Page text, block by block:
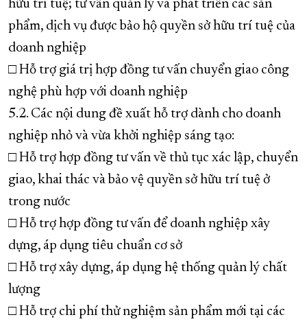
hữu trí tuệ; tư vấn quản lý và phát triển các sản
phẩm, dịch vụ được bảo hộ quyền sở hữu trí tuệ của
doanh nghiệp
□ Hỗ trợ giá trị hợp đồng tư vấn chuyển giao công
nghệ phù hợp với doanh nghiệp
5.2. Các nội dung đề xuất hỗ trợ dành cho doanh
nghiệp nhỏ và vừa khởi nghiệp sáng tạo:
□ Hỗ trợ hợp đồng tư vấn về thủ tục xác lập, chuyển
giao, khai thác và bảo vệ quyền sở hữu trí tuệ ở
trong nước
□ Hỗ trợ hợp đồng tư vấn để doanh nghiệp xây
dựng, áp dụng tiêu chuẩn cơ sở
□ Hỗ trợ xây dựng, áp dụng hệ thống quản lý chất
lượng
□ Hỗ trợ chi phí thử nghiệm sản phẩm mới tại các